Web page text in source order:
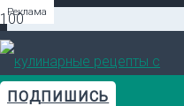
ПОДПИШИСЬ
Реклама
Реклама
Реклама
Реклама
Реклама
Реклама